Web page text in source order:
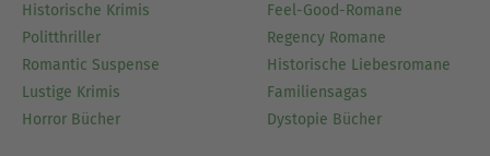
Historische Krimis
Politthriller
Romantic Suspense
Lustige Krimis
Horror Bücher
Feel-Good-Romane
Regency Romane
Historische Liebesromane
Familiensagas
Dystopie Bücher